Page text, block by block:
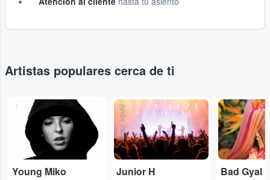
Artistas populares cerca de ti
...
Young Miko
Adobe Stock
Junior H
...
Bad Gyal